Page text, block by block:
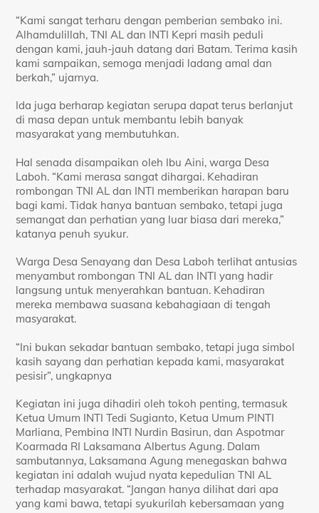
“Kami sangat terharu dengan pemberian sembako ini.
Alhamdulillah, TNI AL dan INTI Kepri masih peduli
dengan kami, jauh-jauh datang dari Batam. Terima kasih
kami sampaikan, semoga menjadi ladang amal dan
berkah,” ujarnya.
Ida juga berharap kegiatan serupa dapat terus berlanjut
di masa depan untuk membantu lebih banyak
masyarakat yang membutuhkan.
Hal senada disampaikan oleh Ibu Aini, warga Desa
Laboh. “Kami merasa sangat dihargai. Kehadiran
rombongan TNI AL dan INTI memberikan harapan baru
bagi kami. Tidak hanya bantuan sembako, tetapi juga
semangat dan perhatian yang luar biasa dari mereka,”
katanya penuh syukur.
Warga Desa Senayang dan Desa Laboh terlihat antusias
menyambut rombongan TNI AL dan INTI yang hadir
langsung untuk menyerahkan bantuan. Kehadiran
mereka membawa suasana kebahagiaan di tengah
masyarakat.
“Ini bukan sekadar bantuan sembako, tetapi juga simbol
kasih sayang dan perhatian kepada kami, masyarakat
pesisir”, ungkapnya
Kegiatan ini juga dihadiri oleh tokoh penting, termasuk
Ketua Umum INTI Tedi Sugianto, Ketua Umum PINTI
Marliana, Pembina INTI Nurdin Basirun, dan Aspotmar
Koarmada RI Laksamana Albertus Agung. Dalam
sambutannya, Laksamana Agung menegaskan bahwa
kegiatan ini adalah wujud nyata kepedulian TNI AL
terhadap masyarakat. “Jangan hanya dilihat dari apa
yang kami bawa, tetapi syukurilah kebersamaan yang